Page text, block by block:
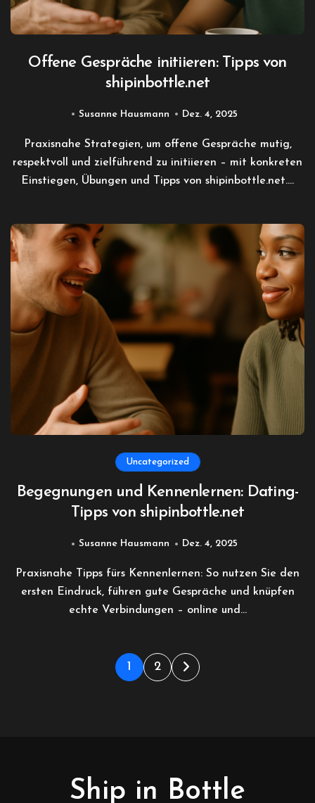
Offene Gespräche initiieren: Tipps von
shipinbottle.net
Susanne Hausmann Dez. 4, 2025
Praxisnahe Strategien, um offene Gespräche mutig,
respektvoll und zielführend zu initiieren – mit konkreten
Einstiegen, Übungen und Tipps von shipinbottle.net.…
Uncategorized
Begegnungen und Kennenlernen: Dating-
Tipps von shipinbottle.net
Susanne Hausmann Dez. 4, 2025
Praxisnahe Tipps fürs Kennenlernen: So nutzen Sie den
ersten Eindruck, führen gute Gespräche und knüpfen
echte Verbindungen – online und…
Seitennummerierung
1 2
Ship in Bottle